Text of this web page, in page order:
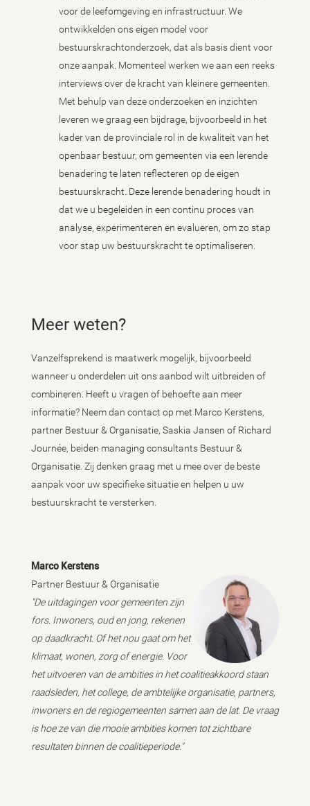
voor de leefomgeving en infrastructuur. We
ontwikkelden ons eigen model voor
bestuurskrachtonderzoek, dat als basis dient voor
onze aanpak. Momenteel werken we aan een reeks
interviews over de kracht van kleinere gemeenten.
Met behulp van deze onderzoeken en inzichten
leveren we graag een bijdrage, bijvoorbeeld in het
kader van de provinciale rol in de kwaliteit van het
openbaar bestuur, om gemeenten via een lerende
benadering te laten reflecteren op de eigen
bestuurskracht. Deze lerende benadering houdt in
dat we u begeleiden in een continu proces van
analyse, experimenteren en evalueren, om zo stap
voor stap uw bestuurskracht te optimaliseren.
Meer weten?
Vanzelfsprekend is maatwerk mogelijk, bijvoorbeeld
wanneer u onderdelen uit ons aanbod wilt uitbreiden of
combineren. Heeft u vragen of behoefte aan meer
informatie? Neem dan contact op met Marco Kerstens,
partner Bestuur & Organisatie, Saskia Jansen of Richard
Journée, beiden managing consultants Bestuur &
Organisatie. Zij denken graag met u mee over de beste
aanpak voor uw specifieke situatie en helpen u uw
bestuurskracht te versterken.
Marco Kerstens
Partner Bestuur & Organisatie
"De uitdagingen voor gemeenten zijn
fors. Inwoners, oud en jong, rekenen
op daadkracht. Of het nou gaat om het
klimaat, wonen, zorg of energie. Voor
het uitvoeren van de ambities in het coalitieakkoord staan
raadsleden, het college, de ambtelijke organisatie, partners,
inwoners en de regiogemeenten samen aan de lat. De vraag
is hoe ze van die mooie ambities komen tot zichtbare
resultaten binnen de coalitieperiode."